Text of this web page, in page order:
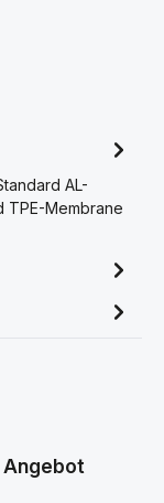
AL-
TPE-Membrane
Angebot